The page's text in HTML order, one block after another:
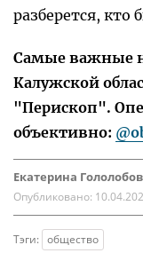
разберется,
Самые важные
Калужской
"Перископ".
объективно:
Екатерина
Опубликовано:
Тэги: общество